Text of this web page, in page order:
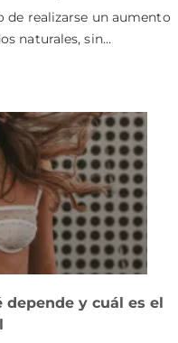
de realizarse un aumento
naturales, sin…
depende y cuál es el